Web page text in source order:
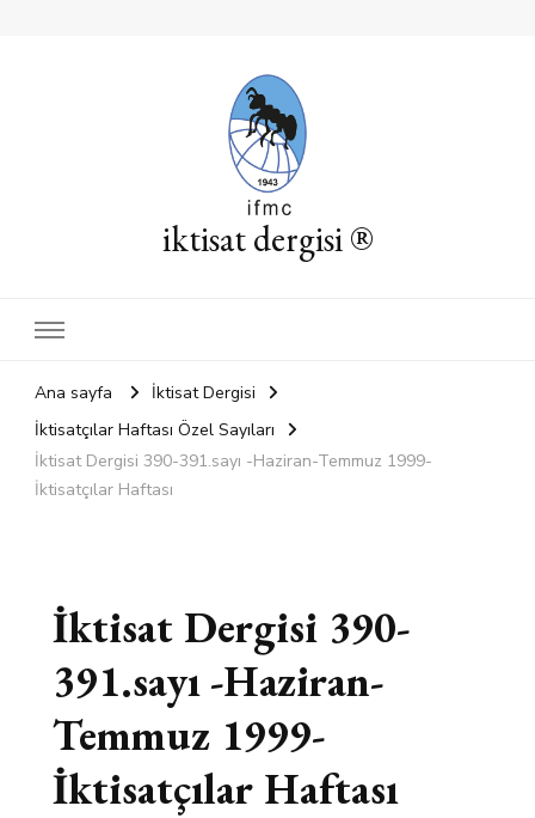
iktisat dergisi ®
Ana sayfa
İktisat Dergisi
İktisatçılar Haftası Özel Sayıları
İktisat Dergisi 390-391.sayı -Haziran-Temmuz 1999-
İktisatçılar Haftası
İktisat Dergisi 390-
391.sayı -Haziran-
Temmuz 1999-
İktisatçılar Haftası